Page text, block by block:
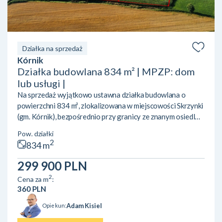
Działka na sprzedaż
Kórnik
Działka budowlana 834 m² | MPZP: dom
lub usługi |
Na sprzedaż wyjątkowo ustawna działka budowlana o
powierzchni 834 m², zlokalizowana w miejscowości Skrzynki
(gm. Kórnik), bezpośrednio przy granicy ze znanym osiedlem
zarówno pod budowę wymarzonego domu, jak i pod
inwestycję lub prowadzenie działalności gospodarczej.
LOKALIZACJA I OTOCZENIE:• Świetny dojazd do
Poznania oraz Kórnika dzięki bezpośredniemu sąsiedztwu
trasy S11.• Bliskość natury i rekreacji – w sąsiedztwie
tereny zielone ora...
Pow. działki
834 m2
299 900 PLN
Cena za m2:
360 PLN
Opiekun:Adam Kisiel